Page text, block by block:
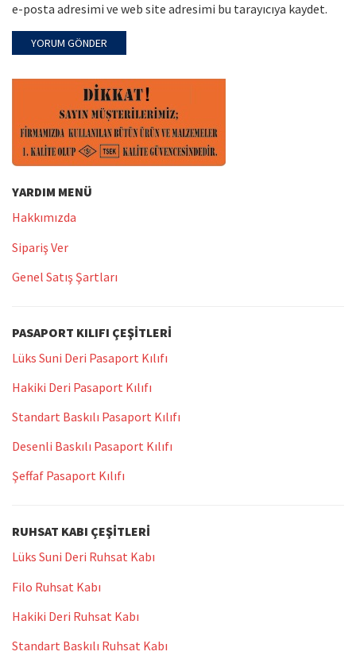
e-posta adresimi ve web site adresimi bu tarayıcıya kaydet.
YARDIM MENÜ
Hakkımızda
Sipariş Ver
Genel Satış Şartları
PASAPORT KILIFI ÇEŞITLERI
Lüks Suni Deri Pasaport Kılıfı
Hakiki Deri Pasaport Kılıfı
Standart Baskılı Pasaport Kılıfı
Desenli Baskılı Pasaport Kılıfı
Şeffaf Pasaport Kılıfı
RUHSAT KABI ÇEŞITLERI
Lüks Suni Deri Ruhsat Kabı
Filo Ruhsat Kabı
Hakiki Deri Ruhsat Kabı
Standart Baskılı Ruhsat Kabı